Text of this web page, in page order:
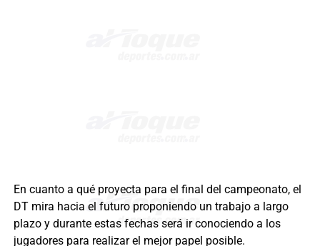
En cuanto a qué proyecta para el final del campeonato, el
DT mira hacia el futuro proponiendo un trabajo a largo
plazo y durante estas fechas será ir conociendo a los
jugadores para realizar el mejor papel posible.